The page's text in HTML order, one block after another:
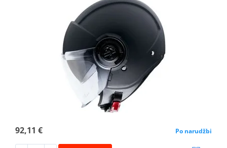
92,11 € Po narudžbi